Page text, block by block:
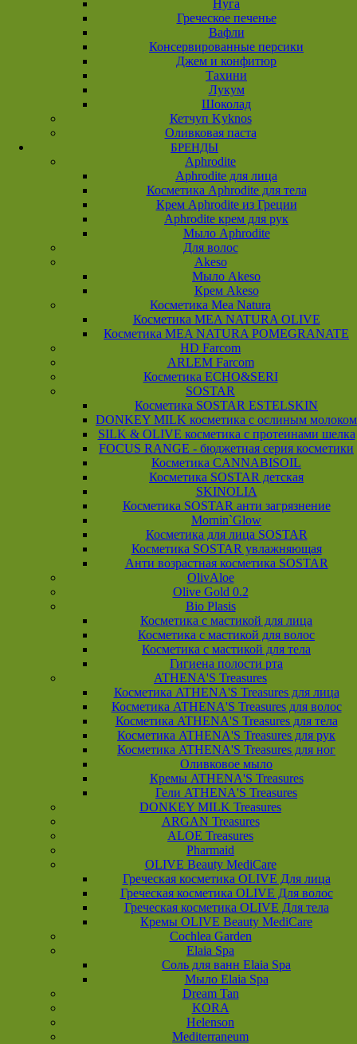
Нуга
Греческое печенье
Вафли
Консервированные персики
Джем и конфитюр
Тахини
Лукум
Шоколад
Кетчуп Kyknos
Оливковая паста
БРЕНДЫ
Aphrodite
Aphrodite для лица
Косметика Aphrodite для тела
Крем Aphrodite из Греции
Aphrodite крем для рук
Мыло Aphrodite
Для волос
Akeso
Мыло Akeso
Крем Akeso
Косметика Mea Natura
Косметика MEA NATURA OLIVE
Косметика MEA NATURA POMEGRANATE
HD Farcom
ARLEM Farcom
Косметика ECHO&SERI
SOSTAR
Косметика SOSTAR ESTELSKIN
DONKEY MILK косметика с ослиным молоком
SILK & OLIVE косметика с протеинами шелка
FOCUS RANGE - бюджетная серия косметики
Косметика CANNABISOIL
Косметика SOSTAR детская
SKINOLIA
Косметика SOSTAR анти загрязнение
Mornin`Glow
Косметика для лица SOSTAR
Косметика SOSTAR увлажняющая
Анти возрастная косметика SOSTAR
OlivAloe
Olive Gold 0.2
Bio Plasis
Косметика с мастикой для лица
Косметика с мастикой для волос
Косметика с мастикой для тела
Гигиена полости рта
ATHENA'S Treasures
Косметика ATHENA'S Treasures для лица
Косметика ATHENA'S Treasures для волос
Косметика ATHENA'S Treasures для тела
Косметика ATHENA'S Treasures для рук
Косметика ATHENA'S Treasures для ног
Оливковое мыло
Кремы ATHENA'S Treasures
Гели ATHENA'S Treasures
DONKEY MILK Treasures
ARGAN Treasures
ALOE Treasures
Pharmaid
OLIVE Beauty MediCare
Греческая косметика OLIVE Для лица
Греческая косметика OLIVE Для волос
Греческая косметика OLIVE Для тела
Кремы OLIVE Beauty MediCare
Cochlea Garden
Elaia Spa
Соль для ванн Elaia Spa
Мыло Elaia Spa
Dream Tan
KORA
Helenson
Mediterraneum